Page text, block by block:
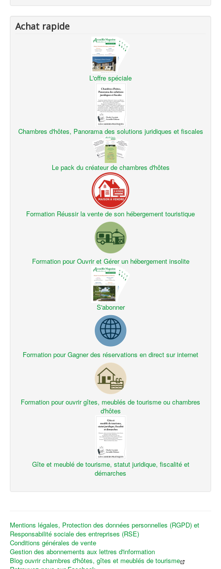
Achat rapide
L'offre spéciale
Chambres d'hôtes, Panorama des solutions juridiques et fiscales
Le pack du créateur de chambres d'hôtes
Formation Réussir la vente de son hébergement touristique
Formation pour Ouvrir et Gérer un hébergement insolite
S'abonner
Formation pour Gagner des réservations en direct sur internet
Formation pour ouvrir gîtes, meublés de tourisme ou chambres
d'hôtes
Gîte et meublé de tourisme, statut juridique, fiscalité et
démarches
Mentions légales, Protection des données personnelles (RGPD) et
Responsabilité sociale des entreprises (RSE)
Conditions générales de vente
Gestion des abonnements aux lettres d'information
Blog ouvrir chambres d'hôtes, gîtes et meublés de tourisme